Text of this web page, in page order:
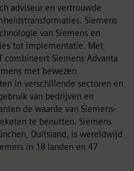
adviseur en vertrouwde
Siemens
van Siemens en
tot implementatie. Met
combineert Siemens Advanta
met bewezen
in verschillende sectoren en
van bedrijven en
de waarde van Siemens-
te benutten. Siemens
Duitsland, is wereldwijd
in 18 landen en 47